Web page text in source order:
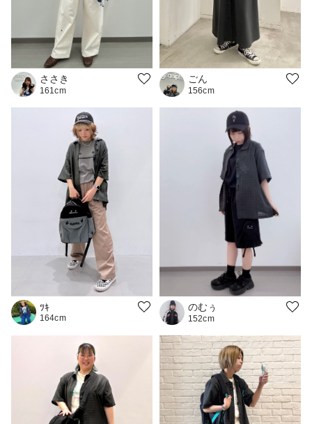
ささき
161cm
ごん
156cm
ﾂｷ
164cm
のむぅ
152cm